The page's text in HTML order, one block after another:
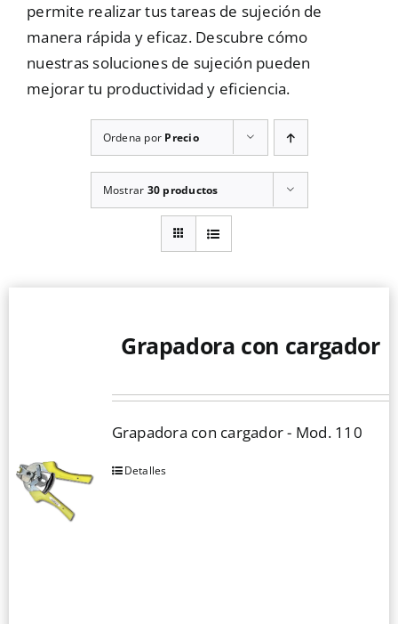
permite realizar tus tareas de sujeción de
manera rápida y eficaz. Descubre cómo
nuestras soluciones de sujeción pueden
mejorar tu productividad y eficiencia.
Ordena por Precio
Mostrar 30 productos
Grapadora con cargador
Grapadora con cargador - Mod. 110
Detalles